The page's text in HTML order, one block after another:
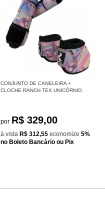
CONJUNTO DE CANELEIRA +
CLOCHE RANCH TEX UNICÓRNIO
por R$ 329,00
à vista R$ 312,55 economize 5%
no Boleto Bancário ou Pix